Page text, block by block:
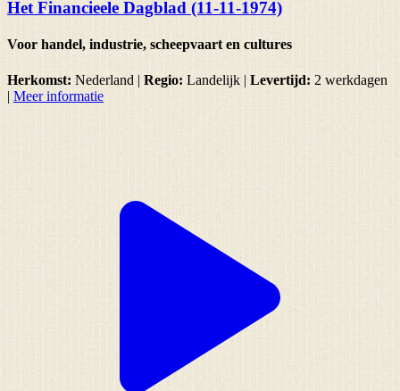
Het Financieele Dagblad (11-11-1974)
Voor handel, industrie, scheepvaart en cultures
Herkomst: Nederland | Regio: Landelijk | Levertijd: 2 werkdagen
| Meer informatie